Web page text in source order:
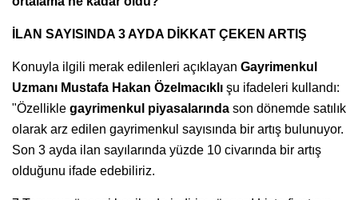
İLAN SAYISINDA 3 AYDA DİKKAT ÇEKEN ARTIŞ
Konuyla ilgili merak edilenleri açıklayan Gayrimenkul
Uzmanı Mustafa Hakan Özelmacıklı şu ifadeleri kullandı:
"Özellikle gayrimenkul piyasalarında son dönemde satılık
olarak arz edilen gayrimenkul sayısında bir artış bulunuyor.
Son 3 ayda ilan sayılarında yüzde 10 civarında bir artış
olduğunu ifade edebiliriz.